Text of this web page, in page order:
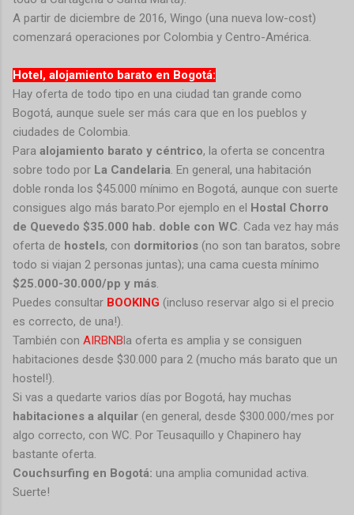
A partir de diciembre de 2016, Wingo (una nueva low-cost)
comenzará operaciones por Colombia y Centro-América.
Hotel, alojamiento barato en Bogotá:
Hay oferta de todo tipo en una ciudad tan grande como
Bogotá, aunque suele ser más cara que en los pueblos y
ciudades de Colombia.
Para alojamiento barato y céntrico, la oferta se concentra
sobre todo por La Candelaria. En general, una habitación
doble ronda los $45.000 mínimo en Bogotá, aunque con suerte
consigues algo más barato.Por ejemplo en el Hostal Chorro
de Quevedo $35.000 hab. doble con WC. Cada vez hay más
oferta de hostels, con dormitorios (no son tan baratos, sobre
todo si viajan 2 personas juntas); una cama cuesta mínimo
$25.000-30.000/pp y más.
Puedes consultar BOOKING (incluso reservar algo si el precio
es correcto, de una!).
También con AIRBNBla oferta es amplia y se consiguen
habitaciones desde $30.000 para 2 (mucho más barato que un
hostel!).
Si vas a quedarte varios días por Bogotá, hay muchas
habitaciones a alquilar (en general, desde $300.000/mes por
algo correcto, con WC. Por Teusaquillo y Chapinero hay
bastante oferta.
Couchsurfing en Bogotá: una amplia comunidad activa.
Suerte!